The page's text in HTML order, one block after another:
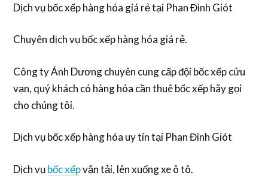
Dịch vụ bốc xếp hàng hóa giá rẻ tại Phan Đình Giót
Chuyên dịch vụ bốc xếp hàng hóa giá rẻ.
Công ty Ánh Dương chuyên cung cấp đội bốc xếp cửu
vạn, quý khách có hàng hóa cần thuê bốc xếp hãy gọi
cho chúng tôi.
Dịch vụ bốc xếp hàng hóa uy tín tại Phan Đình Giót
Dịch vụbốc xếpvận tải, lên xuống xe ô tô.